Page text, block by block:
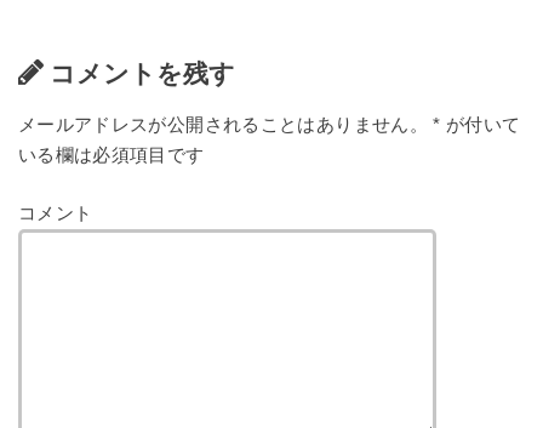
コメントを残す
メールアドレスが公開されることはありません。 * が付いて
いる欄は必須項目です
コメント